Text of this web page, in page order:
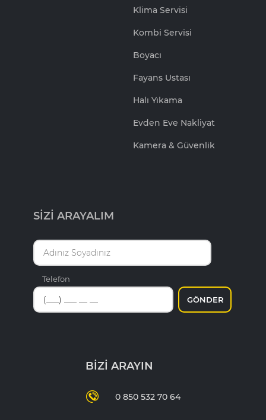
Klima Servisi
Kombi Servisi
Boyacı
Fayans Ustası
Halı Yıkama
Evden Eve Nakliyat
Kamera & Güvenlik
SİZİ ARAYALIM
Telefon
GÖNDER
BİZİ ARAYIN
0 850 532 70 64